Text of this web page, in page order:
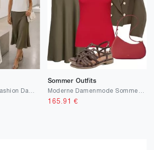
Sommer Outfits
165.91 €